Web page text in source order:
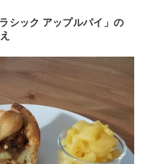
シック アップルパイ」の